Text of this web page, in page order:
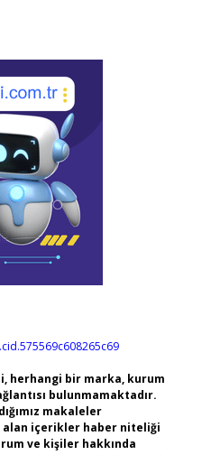
herhangi bir marka, kurum
bulunmamaktadır.
makaleler
alan içerikler haber niteliği
ve kişiler hakkında